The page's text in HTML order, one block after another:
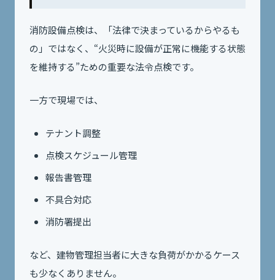
消防設備点検は、「法律で決まっているからやるも
の」ではなく、“火災時に設備が正常に機能する状態
を維持する”ための重要な法令点検です。
一方で現場では、
テナント調整
点検スケジュール管理
報告書管理
不具合対応
消防署提出
など、建物管理担当者に大きな負荷がかかるケース
も少なくありません。